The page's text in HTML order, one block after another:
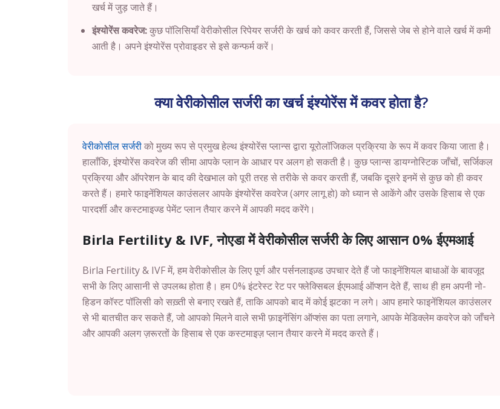
खर्च में जुड़ जाते हैं।
इंश्योरेंस कवरेज:कुछ पॉलिसियाँ वेरीकोसील रिपेयर सर्जरी के खर्च को कवर करती हैं, जिससे जेब से होने वाले खर्च में कमी
आती है। अपने इंश्योरेंस प्रोवाइडर से इसे कन्फर्म करें।
क्या वेरीकोसील सर्जरी का खर्च इंश्योरेंस में कवर होता है?
वेरीकोसील सर्जरीको मुख्य रूप से प्रमुख हेल्थ इंश्योरेंस प्लान्स द्वारा यूरोलॉजिकल प्रक्रिया के रूप में कवर किया जाता है।
हालाँकि, इंश्योरेंस कवरेज की सीमा आपके प्लान के आधार पर अलग हो सकती है। कुछ प्लान्स डायग्नोस्टिक जाँचों, सर्जिकल
प्रक्रिया और ऑपरेशन के बाद की देखभाल को पूरी तरह से तरीके से कवर करती हैं, जबकि दूसरे इनमें से कुछ को ही कवर
करते हैं। हमारे फाइनेंशियल काउंसलर आपके इंश्योरेंस कवरेज (अगर लागू हो) को ध्यान से आकेंगे और उसके हिसाब से एक
पारदर्शी और कस्टमाइज्ड पेमेंट प्लान तैयार करने में आपकी मदद करेंगे।
Birla Fertility & IVF, नोएडा में वेरीकोसील सर्जरी के लिए आसान 0% ईएमआई
Birla Fertility & IVF में, हम वेरीकोसील के लिए पूर्ण और पर्सनलाइज़्ड उपचार देते हैं जो फाइनेंशियल बाधाओं के बावजूद
सभी के लिए आसानी से उपलब्ध होता है। हम 0% इंटरेस्ट रेट पर फ्लेक्सिबल ईएमआई ऑप्शन देते हैं, साथ ही हम अपनी नो-
हिडन कॉस्ट पॉलिसी को सख़्ती से बनाए रखते हैं, ताकि आपको बाद में कोई झटका न लगे। आप हमारे फाइनेंशियल काउंसलर
से भी बातचीत कर सकते हैं, जो आपको मिलने वाले सभी फ़ाइनेंसिंग ऑप्शंस का पता लगाने, आपके मेडिक्लेम कवरेज को जाँचने
और आपकी अलग ज़रूरतों के हिसाब से एक कस्टमाइज़ प्लान तैयार करने में मदद करते हैं।